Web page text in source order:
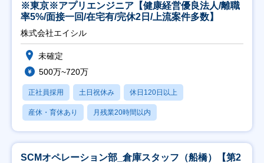
※東京※アプリエンジニア【健康経営優良法人/離職
率5%/面接一回/在宅有/完休2日/上流案件多数】
株式会社エイシル
未確定
500万~720万
正社員採用 土日祝休み 休日120日以上
産休・育休あり 月残業20時間以内
SCMオペレーション部_倉庫スタッフ（船橋）【第2